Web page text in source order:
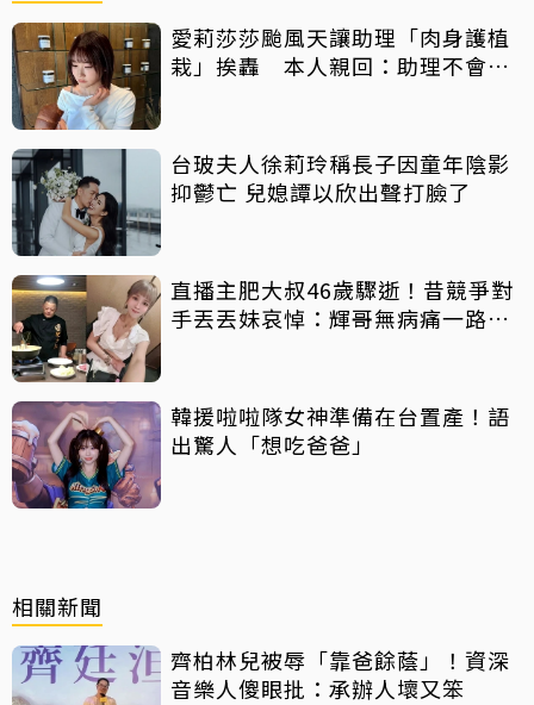
愛莉莎莎颱風天讓助理「肉身護植
栽」挨轟 本人親回：助理不會被
台玻夫人徐莉玲稱長子因童年陰影
抑鬱亡 兒媳譚以欣出聲打臉了
直播主肥大叔46歲驟逝！昔競爭對
手丟丟妹哀悼：輝哥無病痛一路好
韓援啦啦隊女神準備在台置產！語
出驚人「想吃爸爸」
相關新聞
齊柏林兒被辱「靠爸餘蔭」！資深
音樂人傻眼批：承辦人壞又笨